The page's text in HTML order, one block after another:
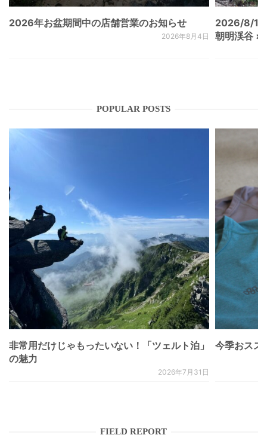
2026年お盆期間中の店舗営業のお知らせ
2026年8月4日
2026/8/
朝明渓谷 ×
POPULAR POSTS
非常用だけじゃもったいない！「ツェルト泊」
の魅力
2026年7月31日
今季おスス
FIELD REPORT